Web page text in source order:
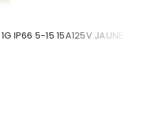
IP66 5-15 15A125V JAUNE